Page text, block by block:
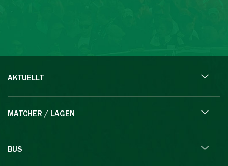
AKTUELLT
MATCHER / LAGEN
BUS